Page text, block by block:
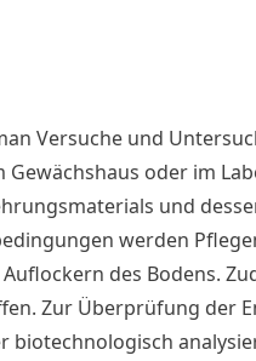
Versuche und
Gewächshaus oder im
und
werden
des Bodens.
Zur Überprüfung der
biotechnologisch